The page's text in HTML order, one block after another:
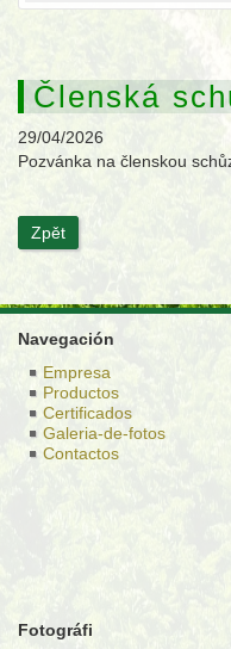
Členská
29/04/2026
Pozvánka na členskou
Zpět
Navegación
Empresa
Productos
Certificados
Galeria-de-fotos
Contactos
Fotográfi